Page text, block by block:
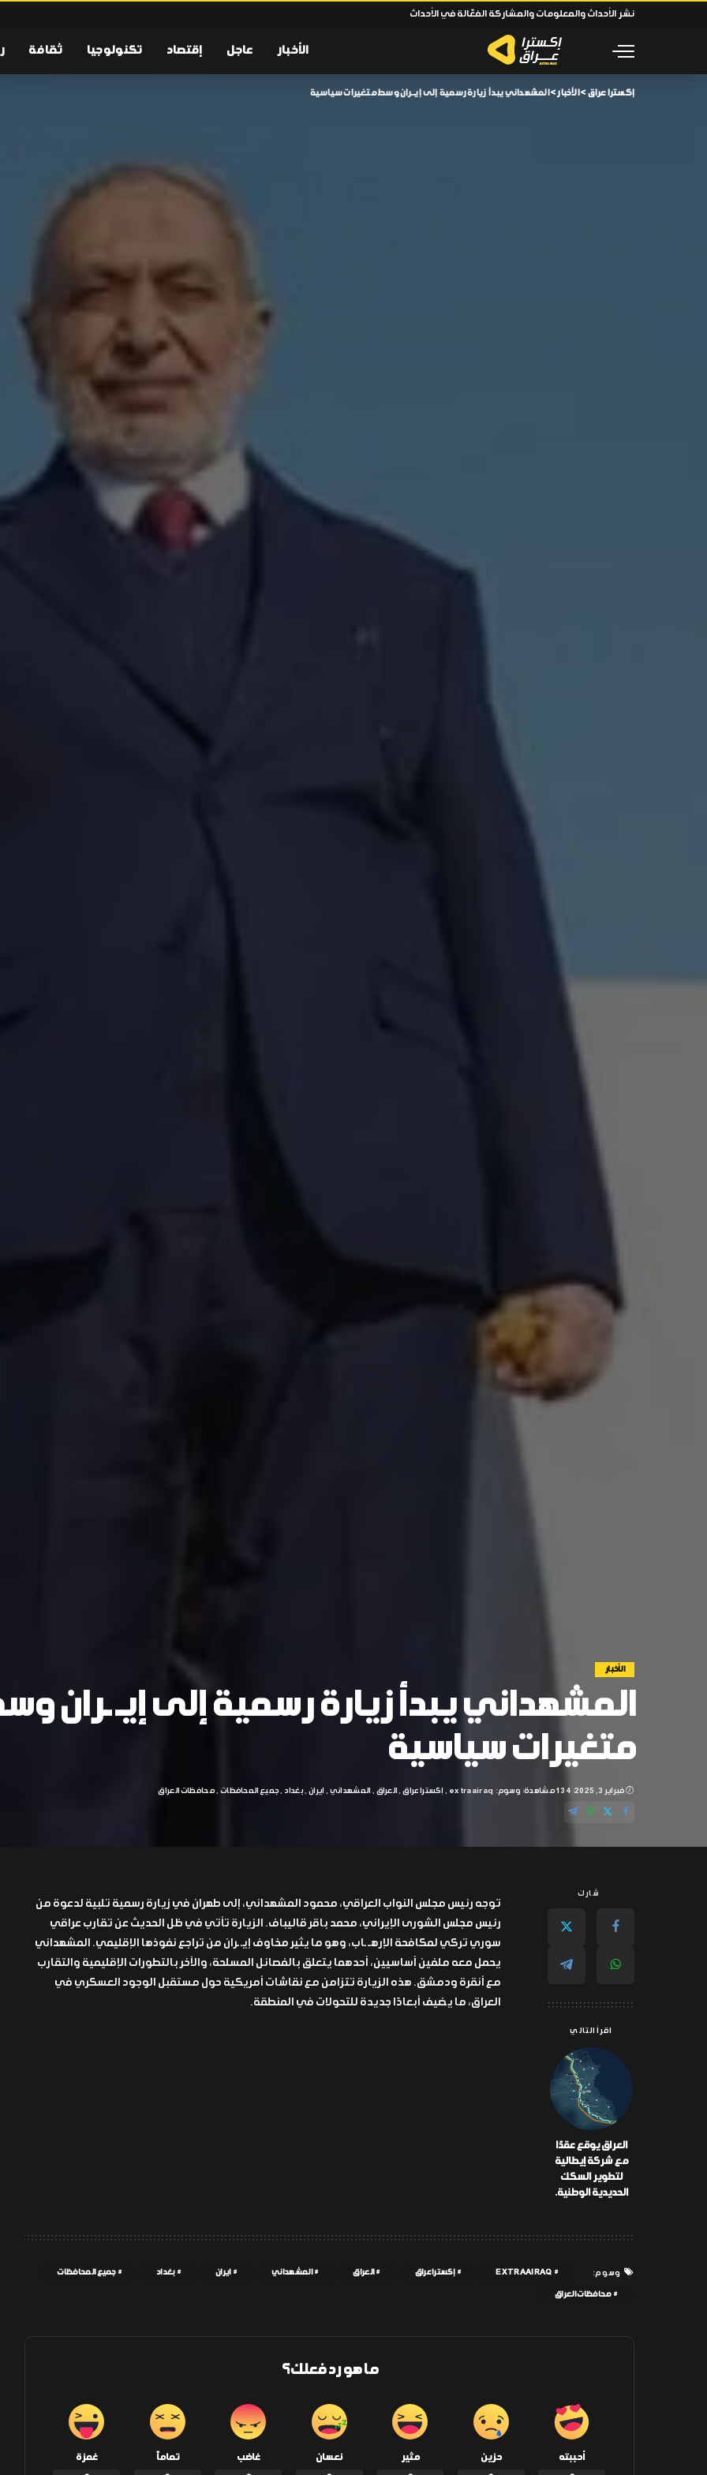
نشر الأحداث والمعلومات والمشاركة الفعّالة في الأحداث
الأخبار عاجل إقتصاد تكنولوجيا ثقافة
إكسترا عراق >الأخبار>المشهداني يبدأ زيارة رسمية إلى إيـ ـران وسط متغيرات سياسية
الأخبار
المشهداني يبدأ زيارة رسمية إلى إيـ ـران
متغيرات سياسية
فبراير 3, 2025 134 مشاهدة وسوم: extraairaq إكسترا عراق العراق المشهداني ايران بغداد جميع المحافظات محافظات العراق
شارك
اقرأ التالي
العراق يوقع عقدًا
مع شركة إيطالية
لتطوير السكك
الحديدية الوطنية.
توجه رئيس مجلس النواب العراقي، محمود المشهداني، إلى طهران في زيارة رسمية تلبية لدعوة من
رئيس مجلس الشورى الإيراني، محمد باقر قاليباف. الزيارة تأتي في ظل الحديث عن تقارب عراقي
سوري تركي لمكافحة الإرهــ ـاب، وهو ما يثير مخاوف إيـ ـران من تراجع نفوذها الإقليمي. المشهداني
يحمل معه ملفين أساسيين، أحدهما يتعلق بالفصائل المسلحة، والآخر بالتطورات الإقليمية والتقارب
مع أنقرة ودمشق. هذه الزيارة تتزامن مع نقاشات أمريكية حول مستقبل الوجود العسكري في
العراق، ما يضيف أبعادًا جديدة للتحولات في المنطقة.
وسوم: EXTRAAIRAQ إكسترا عراق العراق المشهداني ايران بغداد جميع المحافظات
محافظات العراق
ما هو رد فعلك؟
أحببته حزين مثير نعسان غاضب تماماً غمزة